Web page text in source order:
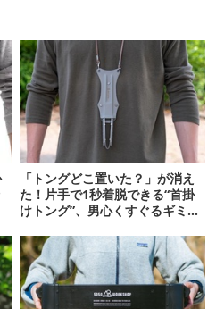
「トングどこ置いた？」が消え
た！片手で1秒着脱できる“首掛
けトング”、男心くすぐるギミッ